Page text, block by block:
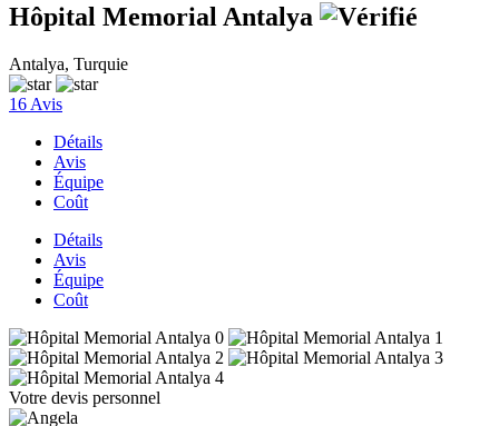
Hôpital Memorial Antalya
Antalya, Turquie
16 Avis
Détails
Avis
Équipe
Coût
Détails
Avis
Équipe
Coût
Votre devis personnel